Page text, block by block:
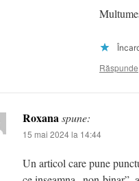
Răspunde
Roxana spune:
15 mai 2024 la 14:44
Un articol care pune